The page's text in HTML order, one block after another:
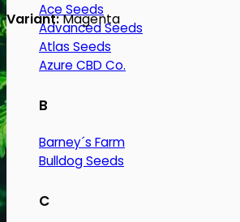
Ace Seeds
Advanced Seeds
Atlas Seeds
Azure CBD Co.
B
Barney´s Farm
Bulldog Seeds
C
Variant:Magenta